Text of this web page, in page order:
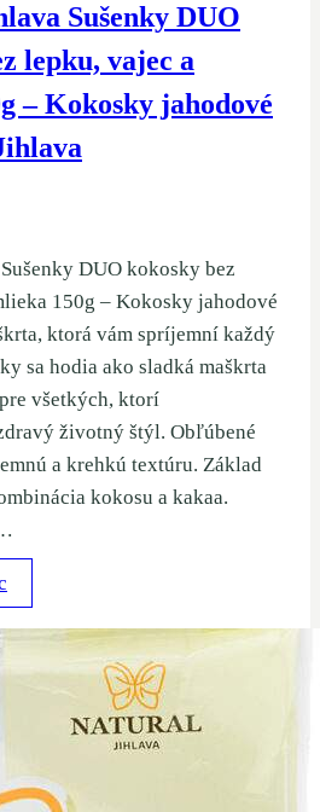
Sušenky DUO
lepku, vajec a
– Kokosky jahodové
DUO kokosky bez
150g – Kokosky jahodové
ktorá vám spríjemní každý
sa hodia ako sladká maškrta
všetkých, ktorí
životný štýl. Obľúbené
a krehkú textúru. Základ
kokosu a kakaa.